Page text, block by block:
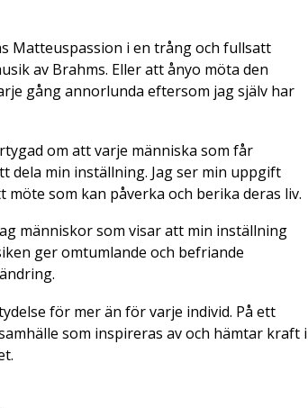
Matteuspassion i en trång och fullsatt
av Brahms. Eller att ånyo möta den
gång annorlunda eftersom jag själv har
om att varje människa som får
dela min inställning. Jag ser min uppgift
som kan påverka och berika deras liv.
människor som visar att min inställning
ger omtumlande och befriande
för mer än för varje individ. På ett
som inspireras av och hämtar kraft i